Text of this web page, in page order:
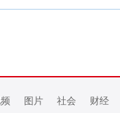
图片 社会 财经